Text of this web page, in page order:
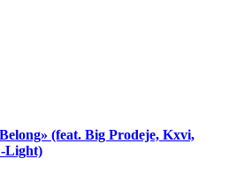
(feat. Big Prodeje, Kxvi,
Light)